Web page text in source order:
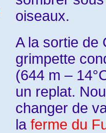
oiseaux.
A la sortie de
grimpette
(644 m –
un replat.
changer de
la ferme du